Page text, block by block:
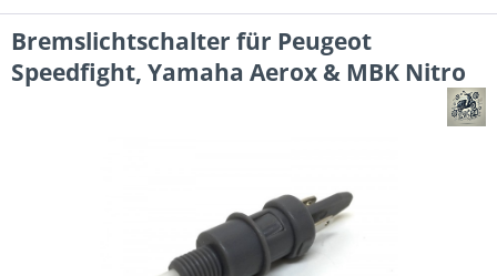
Bremslichtschalter für Peugeot
Speedfight, Yamaha Aerox & MBK Nitro